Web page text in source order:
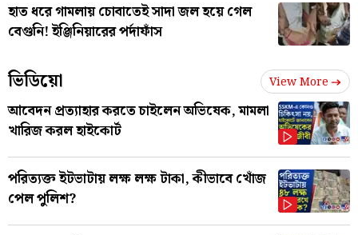
হাত ধরে গামলায় চোবাতেই সাদা জল হয়ে গেল
বেগুনি! ইঞ্জিনিয়ারের পর্দাফাঁস
ভিডিয়ো View More
আবেদন প্রত্যাহার করতে চাইলেন অভিষেক, মামলা
খারিজ করল হাইকোর্ট
পরিত্যক্ত ইটভাটায় লক্ষ লক্ষ টাকা, কীভাবে খোঁজ
পেল পুলিশ?